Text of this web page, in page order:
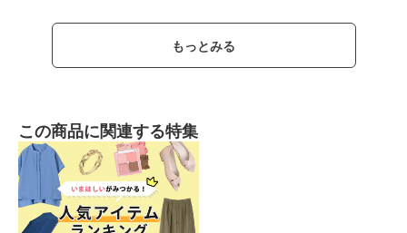
もっとみる
この商品に関連する特集